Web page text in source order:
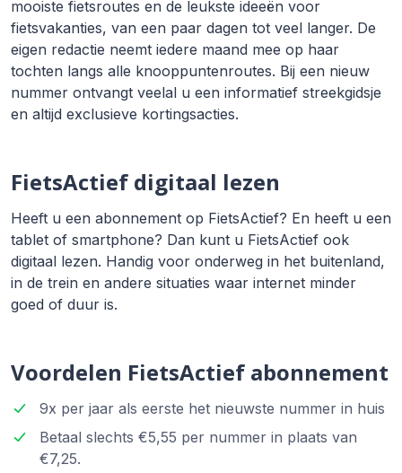
mooiste fietsroutes en de leukste ideeën voor
fietsvakanties, van een paar dagen tot veel langer. De
eigen redactie neemt iedere maand mee op haar
tochten langs alle knooppuntenroutes. Bij een nieuw
nummer ontvangt veelal u een informatief streekgidsje
en altijd exclusieve kortingsacties.
FietsActief digitaal lezen
Heeft u een abonnement op FietsActief? En heeft u een
tablet of smartphone? Dan kunt u FietsActief ook
digitaal lezen. Handig voor onderweg in het buitenland,
in de trein en andere situaties waar internet minder
goed of duur is.
Voordelen FietsActief abonnement
9x per jaar als eerste het nieuwste nummer in huis
Betaal slechts €5,55 per nummer in plaats van
€7,25.